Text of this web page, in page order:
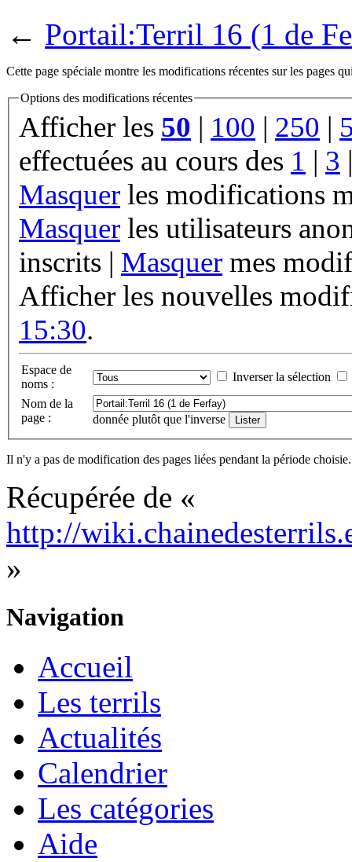
← Portail:Terril 16 (1 de
Cette page spéciale montre les modifications récentes sur les pages
Options des modifications récentes
Afficher les 50 | 100 | 250 |
effectuées au cours des 1 | 3
Masquer les modifications
Masquer les utilisateurs
inscrits | Masquer mes
Afficher les nouvelles
15:30.
Espace de
noms :
Inverser la sélection
Nom de la
page :
donnée plutôt que l'inverse
Il n'y a pas de modification des pages liées pendant la période choisie.
Récupérée de «
http://
»
Navigation
Accueil
Les terrils
Actualités
Calendrier
Les catégories
Aide